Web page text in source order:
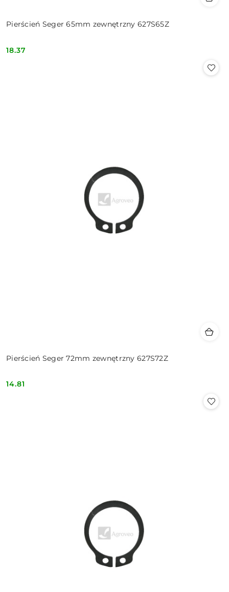
Pierścień Seger 65mm zewnętrzny 627S65Z
Cena:
18.37
Pierścień Seger 72mm zewnętrzny 627S72Z
Cena:
14.81